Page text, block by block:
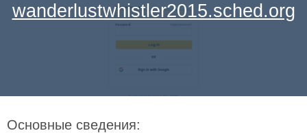
wanderlustwhistler2015.sched.org
Основные сведения: